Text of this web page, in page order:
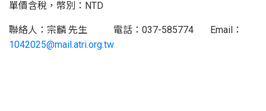
單價含稅，幣別：NTD
聯絡人：宗麟 先生 電話：037-585774 Email：
1042025@mail.atri.org.tw